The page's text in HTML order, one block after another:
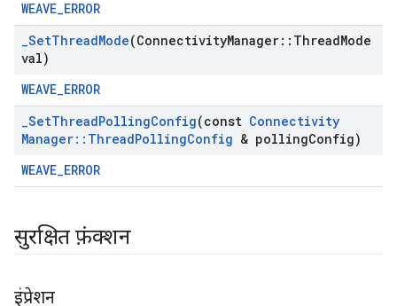
WEAVE_ERROR
_SetThreadMode(ConnectivityManager:: ThreadMode
val)
WEAVE_ERROR
_SetThreadPollingConfig(const Connectivity
Manager:: ThreadPollingConfig & pollingConfig)
WEAVE_ERROR
सुरक्षित फ़ंक्शन
इंप्रेशन